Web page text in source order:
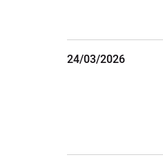
24/03/2026